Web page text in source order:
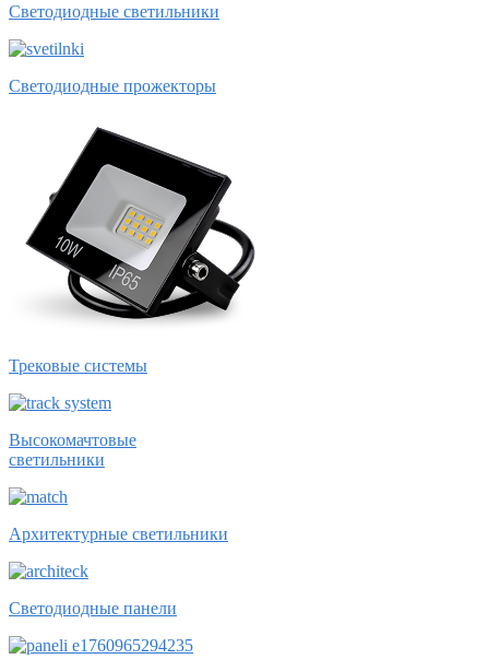
Светодиодные светильники
Светодиодные прожекторы
Трековые системы
Высокомачтовые
светильники
Архитектурные светильники
Светодиодные панели